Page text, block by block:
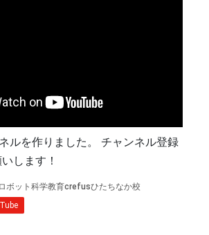
ルを作りました。 チャンネル登録
します！